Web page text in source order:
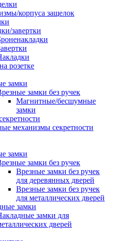
корпуса защелок
завертки
розетке
замки
замки без ручек
Магнитные/бесшумные
замки
механизмы секретности
замки
замки без ручек
Врезные замки без ручек
для деревянных дверей
Врезные замки без ручек
для металлических дверей
замки
замки для
дверей